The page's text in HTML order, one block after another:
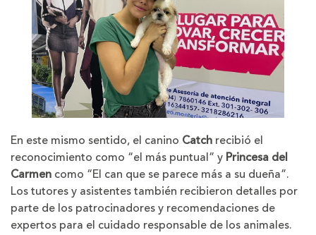
En este mismo sentido, el canino Catch recibió el
reconocimiento como “el más puntual” y Princesa del
Carmen como “El can que se parece más a su dueña”.
Los tutores y asistentes también recibieron detalles por
parte de los patrocinadores y recomendaciones de
expertos para el cuidado responsable de los animales.